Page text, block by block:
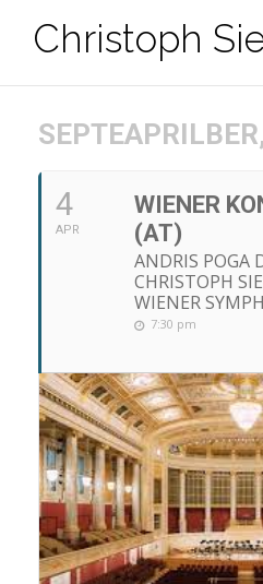
InhaltChristoph
4
APR
WIENER
(AT)
ANDRIS POGA
CHRISTOPH
WIENER
7:30 pm